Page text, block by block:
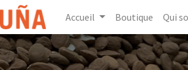
Accueil Boutique Qui